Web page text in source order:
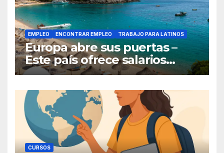
EMPLEO ENCONTRAR EMPLEO TRABAJO PARA LATINOS
Europa abre sus puertas –
Este país ofrece salarios
competitivos y contrata a
CURSOS